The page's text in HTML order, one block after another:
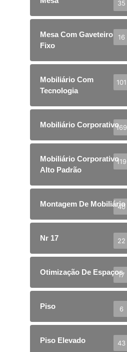
35
Mesa Com Gaveteiro
Fixo
16
Mobiliário Com
Tecnologia
101
Mobiliário Corporativo169
Mobiliário Corporativo
Alto Padrão
119
Montagem De Mobiliário
40
Nr 17 22
Otimização De Espaços
17
Piso 6
Piso Elevado 43